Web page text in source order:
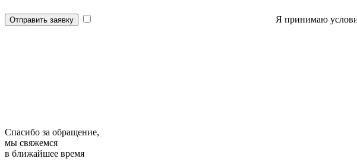
Отправить заявку Я принимаю
Спасибо за обращение,
мы свяжемся
в ближайшее время